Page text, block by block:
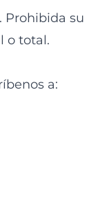
Prohibida su
o total.
a: